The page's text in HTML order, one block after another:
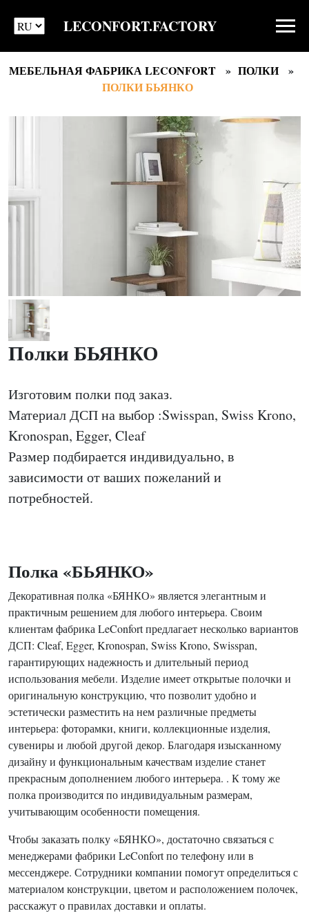
LECONFORT.FACTORY
МЕБЕЛЬНАЯ ФАБРИКА LECONFORT
ПОЛКИ
ПОЛКИ БЬЯНКО
Полки БЬЯНКО
Изготовим полки под заказ.
Материал ДСП на выбор :Swisspan, Swiss Krono,
Kronospan, Egger, Cleaf
Размер подбирается индивидуально, в
зависимости от ваших пожеланий и
потребностей.
Полка «БЬЯНКО»
Декоративная полка «БЯНКО» является элегантным и
практичным решением для любого интерьера. Своим
клиентам фабрика LeConfort предлагает несколько вариантов
ДСП: Cleaf, Egger, Kronospan, Swiss Krono, Swisspan,
гарантирующих надежность и длительный период
использования мебели. Изделие имеет открытые полочки и
оригинальную конструкцию, что позволит удобно и
эстетически разместить на нем различные предметы
интерьера: фоторамки, книги, коллекционные изделия,
сувениры и любой другой декор. Благодаря изысканному
дизайну и функциональным качествам изделие станет
прекрасным дополнением любого интерьера. . К тому же
полка производится по индивидуальным размерам,
учитывающим особенности помещения.
Чтобы заказать полку «БЯНКО», достаточно связаться с
менеджерами фабрики LeConfort по телефону или в
мессенджере. Сотрудники компании помогут определиться с
материалом конструкции, цветом и расположением полочек,
расскажут о правилах доставки и оплаты.